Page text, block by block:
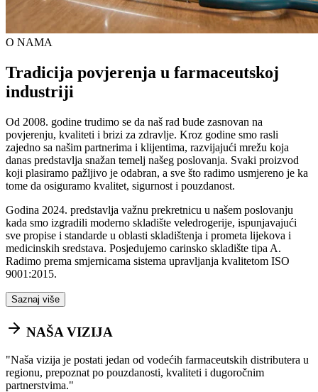
O NAMA
Tradicija povjerenja u farmaceutskoj
industriji
Od 2008. godine trudimo se da naš rad bude zasnovan na
povjerenju, kvaliteti i brizi za zdravlje. Kroz godine smo rasli
zajedno sa našim partnerima i klijentima, razvijajući mrežu koja
danas predstavlja snažan temelj našeg poslovanja. Svaki proizvod
koji plasiramo pažljivo je odabran, a sve što radimo usmjereno je ka
tome da osiguramo kvalitet, sigurnost i pouzdanost.
Godina 2024. predstavlja važnu prekretnicu u našem poslovanju
kada smo izgradili moderno skladište veledrogerije, ispunjavajući
sve propise i standarde u oblasti skladištenja i prometa lijekova i
medicinskih sredstava. Posjedujemo carinsko skladište tipa A.
Radimo prema smjernicama sistema upravljanja kvalitetom ISO
9001:2015.
Saznaj više
NAŠA VIZIJA
"Naša vizija je postati jedan od vodećih farmaceutskih distributera u
regionu, prepoznat po pouzdanosti, kvaliteti i dugoročnim
partnerstvima."